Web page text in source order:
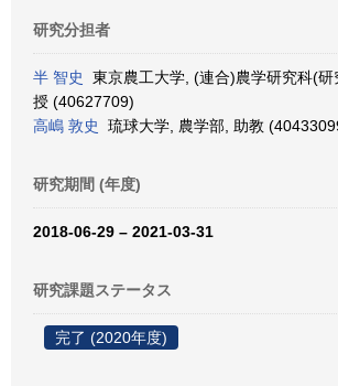
研究分担者
半 智史
東京農工大学, (連合)農学研究科(研
授 (40627709)
高嶋 敦史
琉球大学, 農学部, 助教
研究期間 (年度)
2018-06-29 – 2021-03-31
研究課題ステータス
完了 (2020年度)